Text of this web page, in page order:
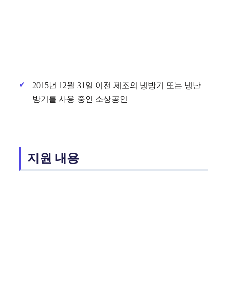
2015년 12월 31일 이전 제조의 냉방기 또는 냉난
방기를 사용 중인 소상공인
지원 내용